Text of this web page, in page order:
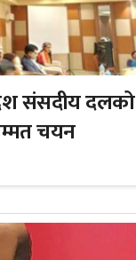
संसदीय दलको
चयन